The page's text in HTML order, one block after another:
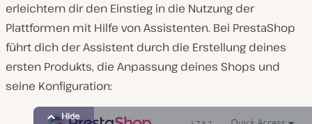
erleichtern dir den Einstieg in die Nutzung der
Plattformen mit Hilfe von Assistenten. Bei PrestaShop
führt dich der Assistent durch die Erstellung deines
ersten Produkts, die Anpassung deines Shops und
seine Konfiguration: